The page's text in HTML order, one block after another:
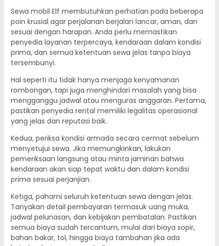
Sewa mobil Elf membutuhkan perhatian pada beberapa
poin krusial agar perjalanan berjalan lancar, aman, dan
sesuai dengan harapan. Anda perlu memastikan
penyedia layanan terpercaya, kendaraan dalam kondisi
prima, dan semua ketentuan sewa jelas tanpa biaya
tersembunyi.
Hal seperti itu tidak hanya menjaga kenyamanan
rombongan, tapi juga menghindari masalah yang bisa
mengganggu jadwal atau menguras anggaran. Pertama,
pastikan penyedia rental memiliki legalitas operasional
yang jelas dan reputasi baik.
Kedua, periksa kondisi armada secara cermat sebelum
menyetujui sewa. Jika memungkinkan, lakukan
pemeriksaan langsung atau minta jaminan bahwa
kendaraan akan siap tepat waktu dan dalam kondisi
prima sesuai perjanjian.
Ketiga, pahami seluruh ketentuan sewa dengan jelas.
Tanyakan detail pembayaran termasuk uang muka,
jadwal pelunasan, dan kebijakan pembatalan. Pastikan
semua biaya sudah tercantum, mulai dari biaya sopir,
bahan bakar, tol, hingga biaya tambahan jika ada